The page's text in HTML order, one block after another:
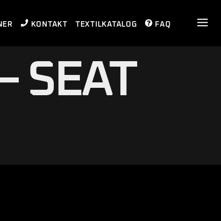
KONTAKT
KONTAKT AUFNEHMEN
TERMIN­
TEXTILKATALOG FAQ
KONTAKT AUFNEHMEN
SEAT